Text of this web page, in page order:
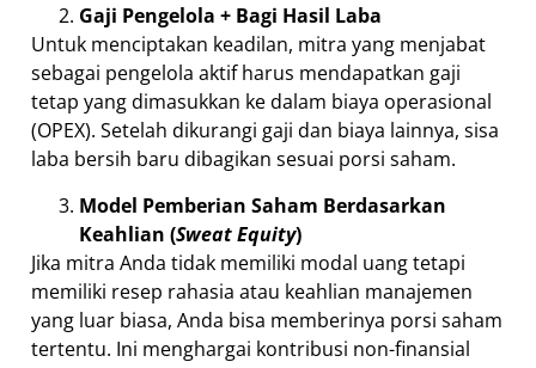
Gaji Pengelola + Bagi Hasil Laba
Untuk menciptakan keadilan, mitra yang menjabat
sebagai pengelola aktif harus mendapatkan gaji
tetap yang dimasukkan ke dalam biaya operasional
(OPEX). Setelah dikurangi gaji dan biaya lainnya, sisa
laba bersih baru dibagikan sesuai porsi saham.
Model Pemberian Saham Berdasarkan
Keahlian (Sweat Equity)
Jika mitra Anda tidak memiliki modal uang tetapi
memiliki resep rahasia atau keahlian manajemen
yang luar biasa, Anda bisa memberinya porsi saham
tertentu. Ini menghargai kontribusi non-finansial